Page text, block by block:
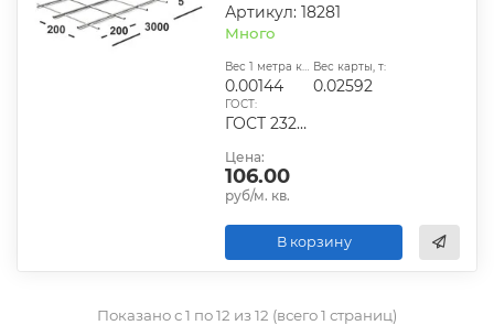
Артикул: 18281
Много
Вес 1 метра квадратного, т:
0.00144
Вес карты, т:
0.02592
ГОСТ:
ГОСТ 23279-2012, ТУ
Цена:
106.00
руб/м. кв.
В корзину
Показано с 1 по 12 из 12 (всего 1 страниц)